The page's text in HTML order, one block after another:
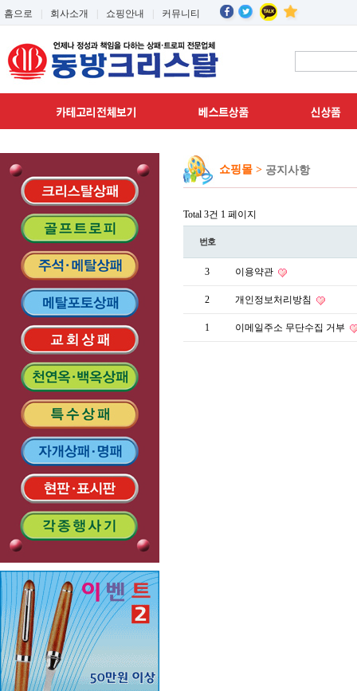
흠으로 회사소개 쇼핑안내 커뮤니티
쇼핑몰 > 공지사항
Total 3건 1 페이지
번호
3 이용약관
2 개인정보처리방침
1 이메일주소 무단수집 거부